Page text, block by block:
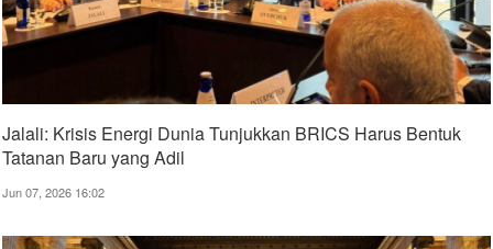
Jalali: Krisis Energi Dunia Tunjukkan BRICS Harus Bentuk
Tatanan Baru yang Adil
Jun 07, 2026 16:02